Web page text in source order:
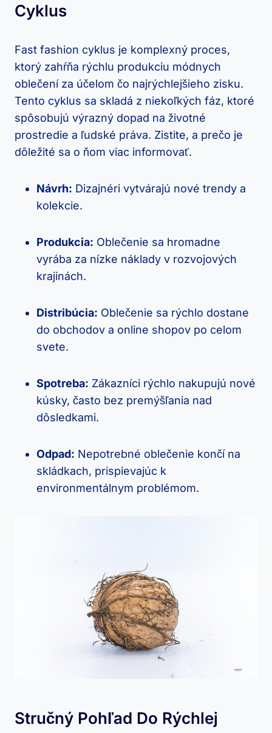
Cyklus
Fast fashion cyklus je komplexný proces,
ktorý zahŕňa rýchlu produkciu módnych
oblečení za účelom čo najrýchlejšieho zisku.
Tento cyklus sa skladá z niekoľkých fáz, ktoré
spôsobujú výrazný dopad na životné
prostredie a ľudské práva. Zistite, a prečo je
dôležité sa o ňom viac informovať.
Návrh: Dizajnéri vytvárajú nové trendy a
kolekcie.
Produkcia: Oblečenie sa hromadne
vyrába za nízke náklady v rozvojových
krajinách.
Distribúcia: Oblečenie sa rýchlo dostane
do obchodov a online shopov po celom
svete.
Spotreba: Zákazníci rýchlo nakupujú nové
kúsky, často bez premýšľania nad
dôsledkami.
Odpad: Nepotrebné oblečenie končí na
skládkach, prispievajúc k
environmentálnym problémom.
Stručný Pohľad Do Rýchlej